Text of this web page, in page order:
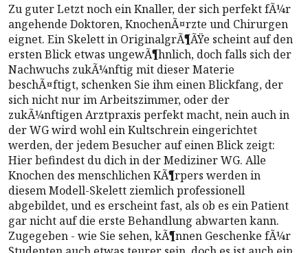
Zu guter Letzt noch ein Knaller, der sich perfekt fÃ¼r
angehende Doktoren, KnochenÃ¤rzte und Chirurgen
eignet. Ein Skelett in OriginalgrÃ¶ÃŸe scheint auf den
ersten Blick etwas ungewÃ¶hnlich, doch falls sich der
Nachwuchs zukÃ¼nftig mit dieser Materie
beschÃ¤ftigt, schenken Sie ihm einen Blickfang, der
sich nicht nur im Arbeitszimmer, oder der
zukÃ¼nftigen Arztpraxis perfekt macht, nein auch in
der WG wird wohl ein Kultschrein eingerichtet
werden, der jedem Besucher auf einen Blick zeigt:
Hier befindest du dich in der Mediziner WG. Alle
Knochen des menschlichen KÃ¶rpers werden in
diesem Modell-Skelett ziemlich professionell
abgebildet, und es erscheint fast, als ob es ein Patient
gar nicht auf die erste Behandlung abwarten kann.
Zugegeben - wie Sie sehen, kÃ¶nnen Geschenke fÃ¼r